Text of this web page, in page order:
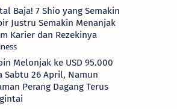
Baja! 7 Shio yang Semakin
Justru Semakin Menanjak
Karier dan Rezekinya
Melonjak ke USD 95.000
Sabtu 26 April, Namun
Perang Dagang Terus